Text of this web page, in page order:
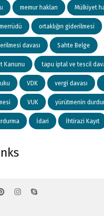
memur hakları Mülkiyet
ortaklığın giderilmesi
davası Sahte Belge
Kanunu tapu iptal ve tescil
VDK vergi davası
VUK yürütmenin
İdari İhtirazi Kayıt